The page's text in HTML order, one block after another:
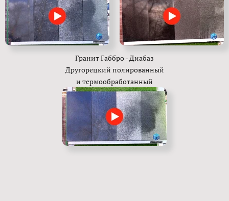
Гранит Габбро - Диабаз
Другорецкий полированный
и термообработанный